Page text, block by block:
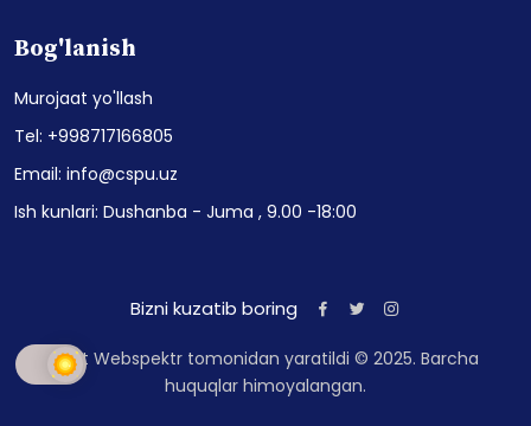
Bog'lanish
Murojaat yo'llash
Tel: +998717166805
Email: info@cspu.uz
Ish kunlari: Dushanba - Juma , 9.00 -18:00
Bizni kuzatib boring
Sayt Webspektr tomonidan yaratildi © 2025. Barcha
huquqlar himoyalangan.